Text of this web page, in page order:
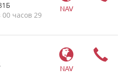
NAV
00 часов 29
NAV